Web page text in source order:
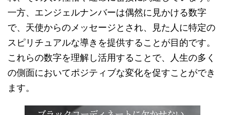
一方、エンジェルナンバーは偶然に見かける数字
で、天使からのメッセージとされ、見た人に特定の
スピリチュアルな導きを提供することが目的です。
これらの数字を理解し活用することで、人生の多く
の側面においてポジティブな変化を促すことができ
ます。